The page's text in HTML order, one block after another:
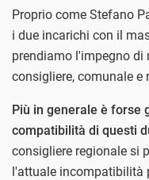
Proprio come Stefano
i due incarichi con il
prendiamo l'impegno
consigliere, comunale e
Più in generale è forse
compatibilità di questi
consigliere regionale si
l'attuale incompatibilità